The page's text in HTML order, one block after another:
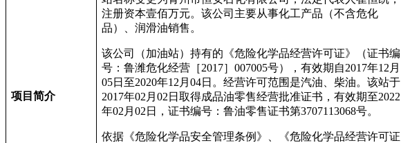
项目简介
注册资本壹佰万元。该公司主要从事化工产品（不含危化
品）、润滑油销售。
该公司（加油站）持有的《危险化学品经营许可证》（证书编
号：鲁潍危化经营［2017］007005号），有效期自2017年12月
05日至2020年12月04日。经营许可范围是汽油、柴油。该站于
2017年02月02日取得成品油零售经营批准证书，有效期至2022
年02月02日，证书编号：鲁油零售证书第3707113068号。
依据《危险化学品安全管理条例》、《危险化学品经营许可证